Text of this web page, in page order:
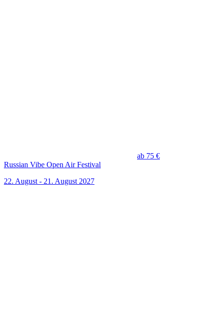
ab 75 €
Russian Vibe Open Air Festival
22. August - 21. August 2027